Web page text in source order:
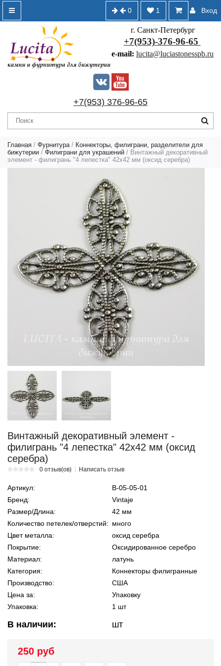
Вход
1
0
г. Санкт-Петербург
+7(953)-376-96-65
e-mail: lucita@luciastonesspb.ru
+7(953) 376-96-65
Главная / Фурнитура / Коннекторы, филиграни, разделители для
бижутерии / Филиграни для украшений / Винтажный декоративный
элемент - филигрань "4 лепестка" 42х42 мм (оксид серебра)
Винтажный декоративный элемент -
филигрань "4 лепестка" 42х42 мм (оксид
серебра)
0 отзыв(ов) Написать отзыв
Артикул:
В-05-05-01
Бренд:
Vintaje
Размер/Длина:
42 мм
Количество петелек/отверстий: много
Цвет металла:
оксид серебра
Покрытие:
Оксидированное серебро
Материал:
латунь
Категория:
Коннекторы филигранные
Производство:
США
Цена за:
Упаковку
Упаковка:
1 шт
В наличии: шт
250 руб